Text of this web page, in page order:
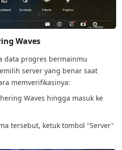
Waves
data progres bermainmu
server yang benar saat
memverifikasinya:
Waves hingga masuk ke
tersebut, ketuk tombol "Server"